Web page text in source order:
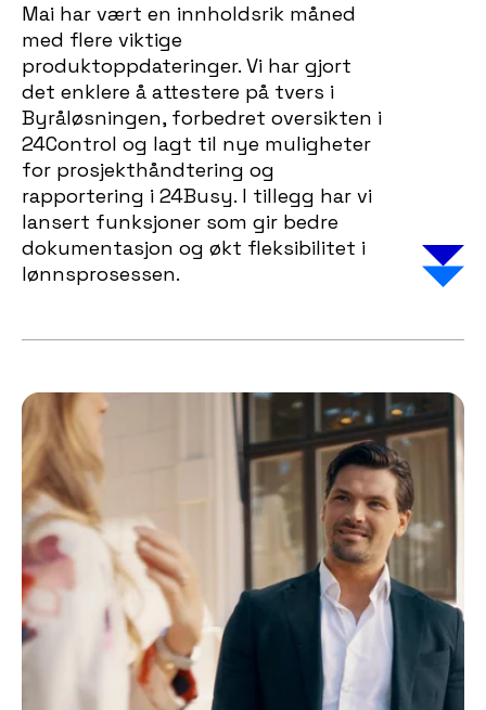
Mai har vært en innholdsrik måned
med flere viktige
produktoppdateringer. Vi har gjort
det enklere å attestere på tvers i
Byråløsningen, forbedret oversikten i
24Control og lagt til nye muligheter
for prosjekthåndtering og
rapportering i 24Busy. I tillegg har vi
lansert funksjoner som gir bedre
dokumentasjon og økt fleksibilitet i
lønnsprosessen.